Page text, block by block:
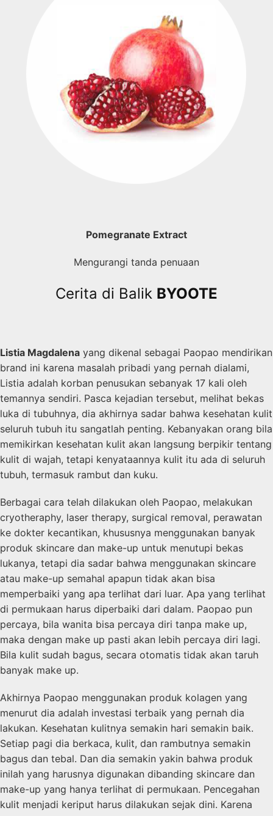
Pomegranate Extract
Mengurangi tanda penuaan
Cerita di Balik BYOOTE
Listia Magdalena yang dikenal sebagai Paopao mendirikan
brand ini karena masalah pribadi yang pernah dialami,
Listia adalah korban penusukan sebanyak 17 kali oleh
temannya sendiri. Pasca kejadian tersebut, melihat bekas
luka di tubuhnya, dia akhirnya sadar bahwa kesehatan kulit
seluruh tubuh itu sangatlah penting. Kebanyakan orang bila
memikirkan kesehatan kulit akan langsung berpikir tentang
kulit di wajah, tetapi kenyataannya kulit itu ada di seluruh
tubuh, termasuk rambut dan kuku.
Berbagai cara telah dilakukan oleh Paopao, melakukan
cryotheraphy, laser therapy, surgical removal, perawatan
ke dokter kecantikan, khususnya menggunakan banyak
produk skincare dan make-up untuk menutupi bekas
lukanya, tetapi dia sadar bahwa menggunakan skincare
atau make-up semahal apapun tidak akan bisa
memperbaiki yang apa terlihat dari luar. Apa yang terlihat
di permukaan harus diperbaiki dari dalam. Paopao pun
percaya, bila wanita bisa percaya diri tanpa make up,
maka dengan make up pasti akan lebih percaya diri lagi.
Bila kulit sudah bagus, secara otomatis tidak akan taruh
banyak make up.
Akhirnya Paopao menggunakan produk kolagen yang
menurut dia adalah investasi terbaik yang pernah dia
lakukan. Kesehatan kulitnya semakin hari semakin baik.
Setiap pagi dia berkaca, kulit, dan rambutnya semakin
bagus dan tebal. Dan dia semakin yakin bahwa produk
inilah yang harusnya digunakan dibanding skincare dan
make-up yang hanya terlihat di permukaan. Pencegahan
kulit menjadi keriput harus dilakukan sejak dini. Karena